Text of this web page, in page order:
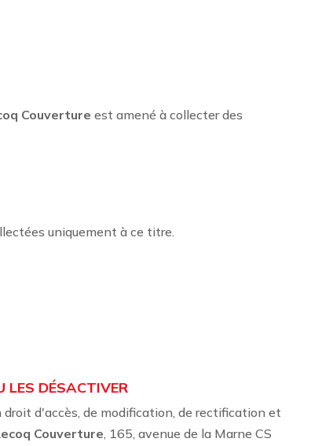
Couverture est amené à collecter des
uniquement à ce titre.
LES DÉSACTIVER
d'accès, de modification, de rectification et
Couverture, 165, avenue de la Marne CS